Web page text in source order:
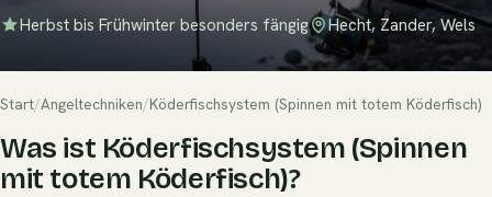
Herbst bis Frühwinter besonders fängig Hecht, Zander, Wels
Start/Angeltechniken/Köderfischsystem (Spinnen mit totem Köderfisch)
Was ist Köderfischsystem (Spinnen
mit totem Köderfisch)?